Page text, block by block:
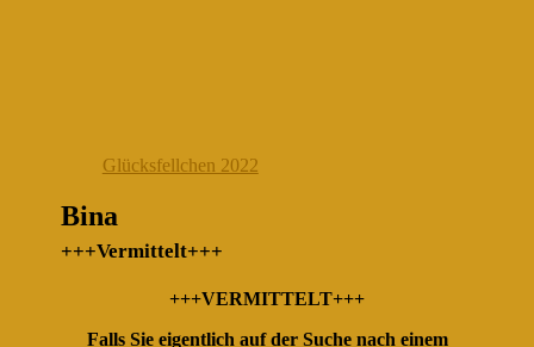
Glücksfellchen 2022
Bina
+++Vermittelt+++
+++VERMITTELT+++
Falls Sie eigentlich auf der Suche nach einem